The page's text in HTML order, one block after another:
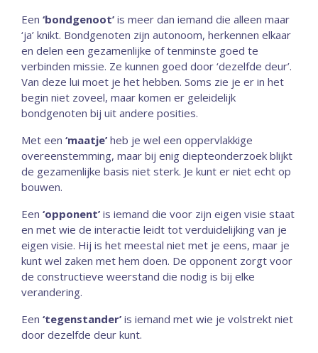
Een ‘bondgenoot’ is meer dan iemand die alleen maar
‘ja’ knikt. Bondgenoten zijn autonoom, herkennen elkaar
en delen een gezamenlijke of tenminste goed te
verbinden missie. Ze kunnen goed door ‘dezelfde deur’.
Van deze lui moet je het hebben. Soms zie je er in het
begin niet zoveel, maar komen er geleidelijk
bondgenoten bij uit andere posities.
Met een ‘maatje’ heb je wel een oppervlakkige
overeenstemming, maar bij enig diepteonderzoek blijkt
de gezamenlijke basis niet sterk. Je kunt er niet echt op
bouwen.
Een ‘opponent’ is iemand die voor zijn eigen visie staat
en met wie de interactie leidt tot verduidelijking van je
eigen visie. Hij is het meestal niet met je eens, maar je
kunt wel zaken met hem doen. De opponent zorgt voor
de constructieve weerstand die nodig is bij elke
verandering.
Een ‘tegenstander’ is iemand met wie je volstrekt niet
door dezelfde deur kunt.